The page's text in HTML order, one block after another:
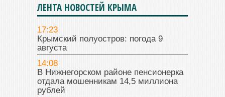
ЛЕНТА НОВОСТЕЙ КРЫМА
17:23
Крымский полуостров: погода 9
августа
14:08
В Нижнегорском районе пенсионерка
отдала мошенникам 14,5 миллиона
рублей